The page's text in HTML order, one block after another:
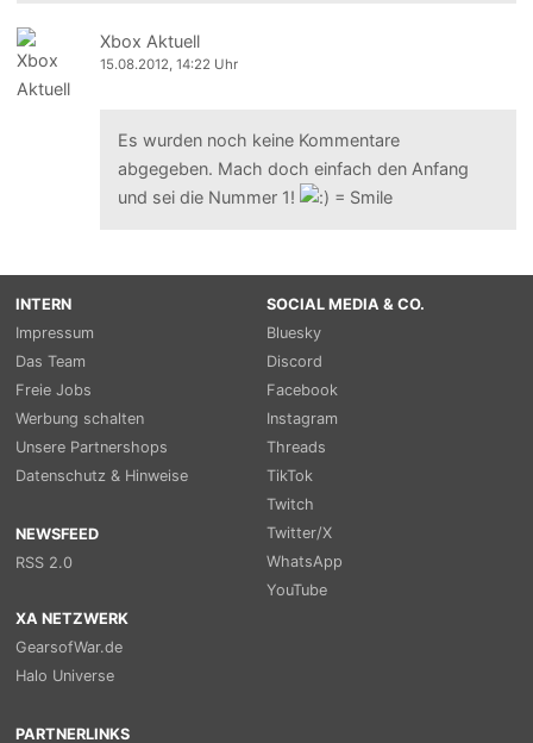
Xbox Aktuell
15.08.2012, 14:22 Uhr
Es wurden noch keine Kommentare
abgegeben. Mach doch einfach den Anfang
und sei die Nummer 1!
INTERN
Impressum
Das Team
Freie Jobs
Werbung schalten
Unsere Partnershops
Datenschutz & Hinweise
NEWSFEED
RSS 2.0
SOCIAL MEDIA & CO.
Bluesky
Discord
Facebook
Instagram
Threads
TikTok
Twitch
Twitter/X
WhatsApp
YouTube
XA NETZWERK
GearsofWar.de
Halo Universe
PARTNERLINKS